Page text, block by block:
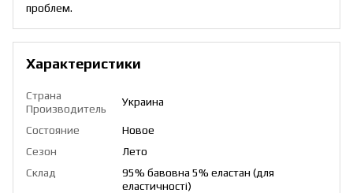
проблем.
Характеристики
Страна
Производитель
Украина
Состояние
Новое
Сезон
Лето
Склад
95% бавовна 5% еластан (для
еластичності)